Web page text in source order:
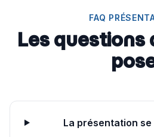
FAQ
Les questions
La présentation se